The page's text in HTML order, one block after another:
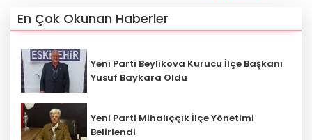
En Çok Okunan Haberler
Yeni Parti Beylikova Kurucu İlçe Başkanı
Yusuf Baykara Oldu
Yeni Parti Mihalıççık İlçe Yönetimi
Belirlendi